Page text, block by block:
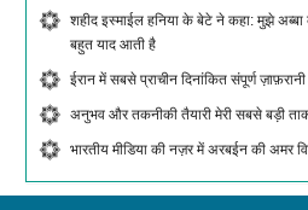
शहीद इस्माईल हनिया के बेटे ने कहा: मुझे
बहुत याद आती है
ईरान में सबसे प्राचीन दिनांकित संपूर्ण
अनुभव और तकनीकी तैयारी मेरी सबसे बड़ी
भारतीय मीडिया की नज़र में अरबईन की अमर